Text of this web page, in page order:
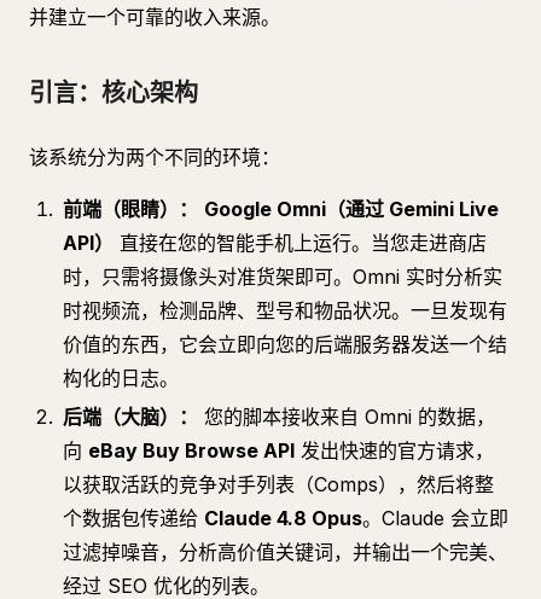
并建立一个可靠的收入来源。
引言：核心架构
该系统分为两个不同的环境：
前端（眼睛）：
Google Omni（通过 Gemini Live
API）
直接在您的智能手机上运行。当您走进商店
时，只需将摄像头对准货架即可。Omni 实时分析实
时视频流，检测品牌、型号和物品状况。一旦发现有
价值的东西，它会立即向您的后端服务器发送一个结
构化的日志。
后端（大脑）：
您的脚本接收来自 Omni 的数据，
向 eBay Buy Browse API 发出快速的官方请求，
以获取活跃的竞争对手列表（Comps），然后将整
个数据包传递给 Claude 4.8 Opus。Claude 会立即
过滤掉噪音，分析高价值关键词，并输出一个完美、
经过 SEO 优化的列表。